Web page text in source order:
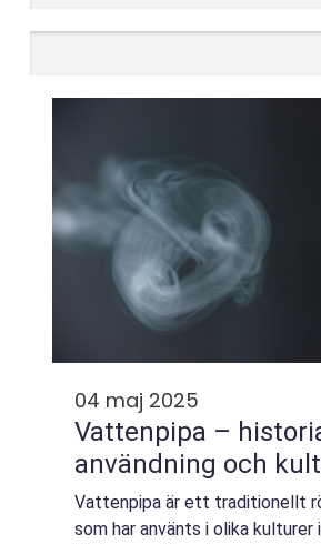
04 maj 2025
Vattenpipa –
användning och
Vattenpipa är ett traditionellt
som har använts i olika kulturer